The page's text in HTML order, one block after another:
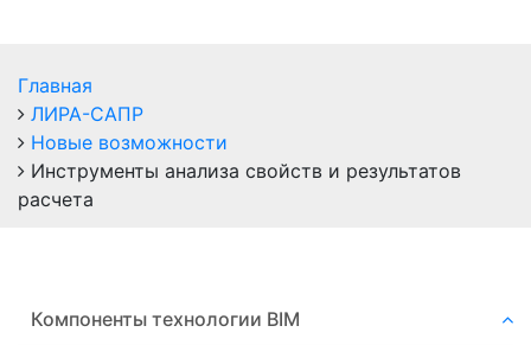
Главная
ЛИРА-САПР
Новые возможности
Инструменты анализа свойств и результатов
расчета
Компоненты технологии ВIM